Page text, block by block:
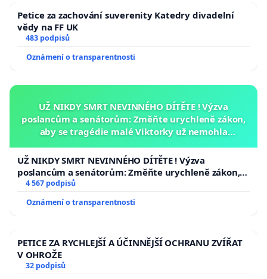
Petice za zachování suverenity Katedry divadelní
vědy na FF UK
483 podpisů
Oznámení o transparentnosti
UŽ NIKDY SMRT NEVINNÉHO DÍTĚTE ! Výzva
poslancům a senátorům: Změňte urychleně zákon,
aby se tragédie malé Viktorky už nemohla
UŽ NIKDY SMRT NEVINNÉHO DÍTĚTE ! Výzva
poslancům a senátorům: Změňte urychleně zákon,
aby se tragédie malé Viktorky už nemohla opakovat!
4 567 podpisů
Oznámení o transparentnosti
PETICE ZA RYCHLEJŠÍ A ÚČINNĚJŠÍ OCHRANU ZVÍŘAT
V OHROŽE
32 podpisů